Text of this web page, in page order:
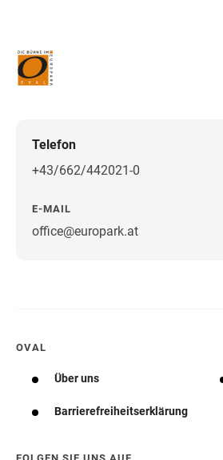
Telefon
+43/662/442021-0
E-MAIL
office@europark.atWegbeschreibung
OVAL
Über uns
Barrierefreiheitserklärung